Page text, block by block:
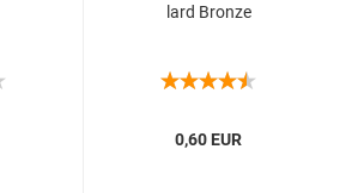
lard Bron­ze
0,60 EUR